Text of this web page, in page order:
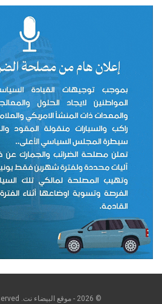
© 2026 - موقع البيضاء نت. All Rights Reserved.